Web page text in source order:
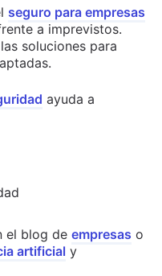
seguro para empresas
a imprevistos.
soluciones para
ayuda a
el blog de empresas o
artificial y